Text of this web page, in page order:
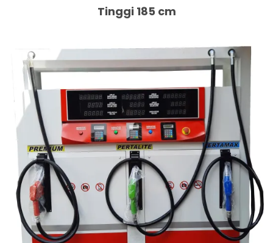
Tinggi 185 cm